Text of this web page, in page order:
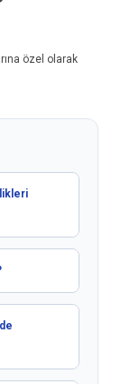
özel olarak